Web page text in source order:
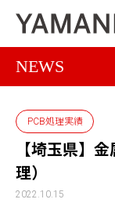
NEWS
PCB処理実績
【埼玉県】
理）
2022.10.15